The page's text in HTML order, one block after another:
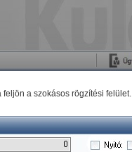
a szokásos rögzítési felület.